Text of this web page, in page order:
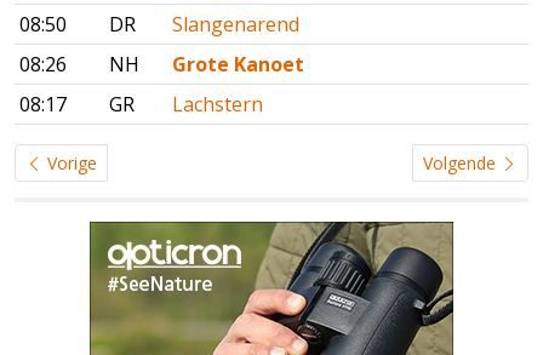
08:50
DR
Slangenarend
08:26
NH
Grote Kanoet
08:17
GR Lachstern
Vorige Volgende